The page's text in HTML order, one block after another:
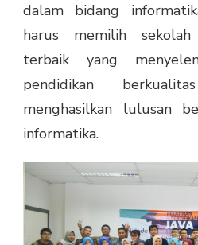
dalam bidang
harus memilih
terbaik yang
pendidikan
menghasilkan lulusan
informatika.